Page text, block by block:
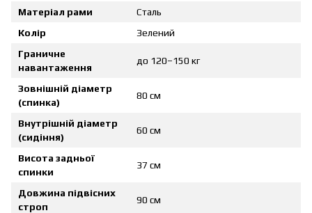
Матеріал рами
Сталь
Колір
Зелений
Граничне
навантаження
до 120–150 кг
Зовнішній діаметр
(спинка)
80 см
Внутрішній діаметр
(сидіння)
60 см
Висота задньої
спинки
37 см
Довжина підвісних
строп
90 см